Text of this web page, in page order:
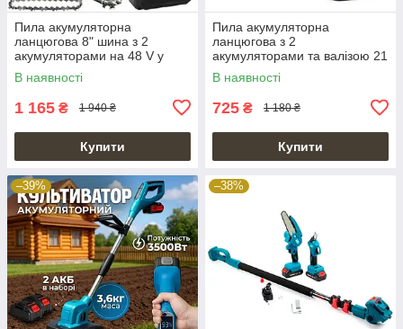
Пила акумуляторна
ланцюгова 8" шина з 2
акумуляторами на 48 V у
кейсі
В наявності
1 165 ₴ 1 940 ₴
Купити
Пила акумуляторна
ланцюгова з 2
акумуляторами та валізою 21
V Li-ion 4" Opluto
В наявності
725 ₴ 1 180 ₴
Купити
–39% –38%